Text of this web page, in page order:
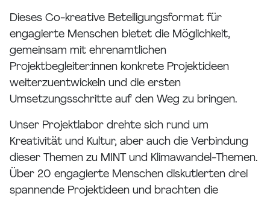
Dieses Co-kreative Beteiligungsformat für
engagierte Menschen bietet die Möglichkeit,
gemeinsam mit ehrenamtlichen
Projektbegleiter:innen konkrete Projektideen
weiterzuentwickeln und die ersten
Umsetzungsschritte auf den Weg zu bringen.
Unser Projektlabor drehte sich rund um
Kreativität und Kultur, aber auch die Verbindung
dieser Themen zu MINT und Klimawandel-Themen.
Über 20 engagierte Menschen diskutierten drei
spannende Projektideen und brachten die